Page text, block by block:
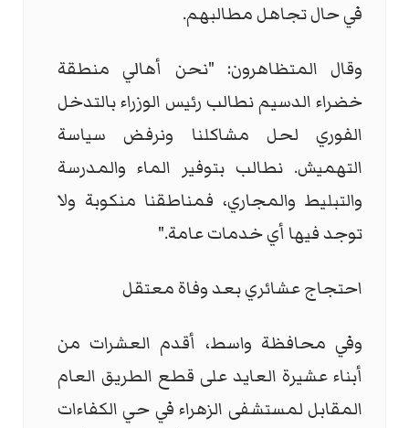
في حال تجاهل مطالبهم.
وقال المتظاهرون: "نحن أهالي منطقة
خضراء الدسيم نطالب رئيس الوزراء بالتدخل
الفوري لحل مشاكلنا ونرفض سياسة
التهميش. نطالب بتوفير الماء والمدرسة
والتبليط والمجاري، فمناطقنا منكوبة ولا
توجد فيها أي خدمات عامة."
احتجاج عشائري بعد وفاة معتقل
وفي محافظة واسط، أقدم العشرات من
أبناء عشيرة العايد على قطع الطريق العام
المقابل لمستشفى الزهراء في حي الكفاءات